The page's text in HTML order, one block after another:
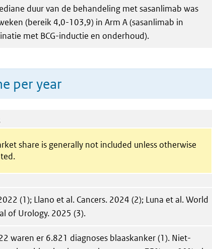
duur van de behandeling met sasanlimab was
(bereik 4,0-103,9) in Arm A (sasanlimab in
met BCG-inductie en onderhoud).
per year
share is generally not included unless otherwise
(1); Llano et al. Cancers. 2024 (2); Luna et al. World
of Urology. 2025 (3).
waren er 6.821 diagnoses blaaskanker (1). Niet-